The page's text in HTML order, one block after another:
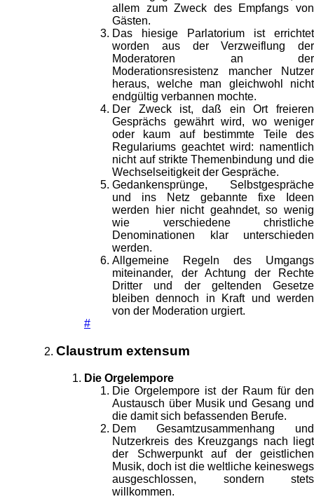
allem zum Zweck des Empfangs von
Gästen.
Das hiesige Parlatorium ist errichtet
worden aus der Verzweiflung der
Moderatoren an der
Moderationsresistenz mancher Nutzer
heraus, welche man gleichwohl nicht
endgültig verbannen mochte.
Der Zweck ist, daß ein Ort freieren
Gesprächs gewährt wird, wo weniger
oder kaum auf bestimmte Teile des
Regulariums geachtet wird: namentlich
nicht auf strikte Themenbindung und die
Wechselseitigkeit der Gespräche.
Gedankensprünge, Selbstgespräche
und ins Netz gebannte fixe Ideen
werden hier nicht geahndet, so wenig
wie verschiedene christliche
Denominationen klar unterschieden
werden.
Allgemeine Regeln des Umgangs
miteinander, der Achtung der Rechte
Dritter und der geltenden Gesetze
bleiben dennoch in Kraft und werden
von der Moderation urgiert.
#
Claustrum extensum
Die Orgelempore
Die Orgelempore ist der Raum für den
Austausch über Musik und Gesang und
die damit sich befassenden Berufe.
Dem Gesamtzusammenhang und
Nutzerkreis des Kreuzgangs nach liegt
der Schwerpunkt auf der geistlichen
Musik, doch ist die weltliche keineswegs
ausgeschlossen, sondern stets
willkommen.